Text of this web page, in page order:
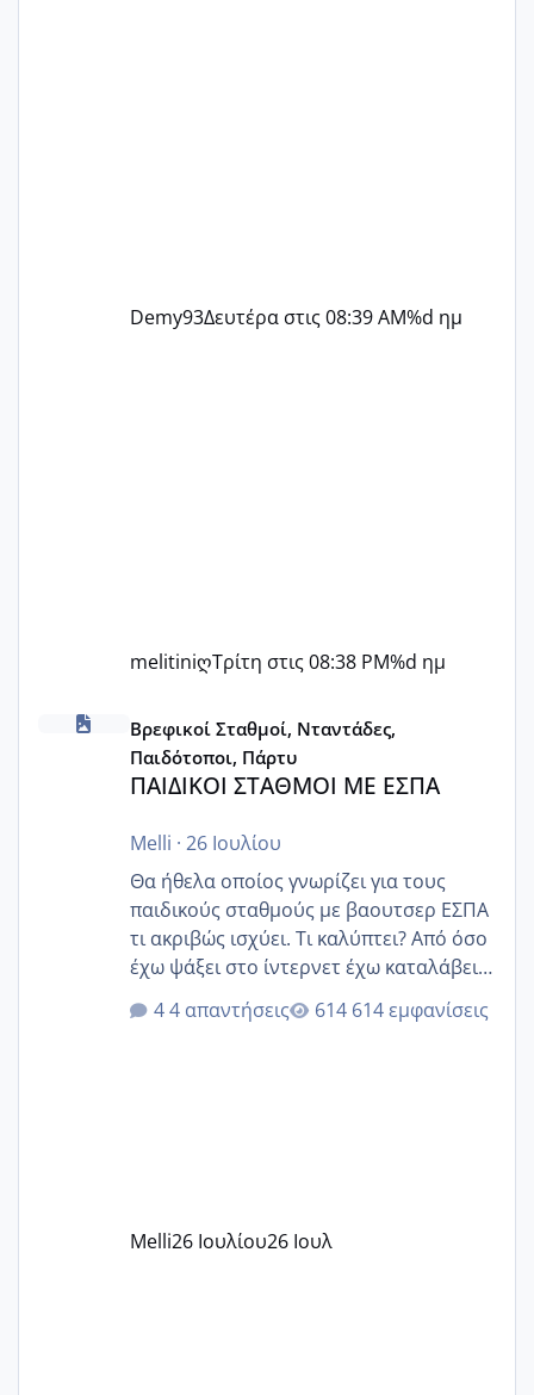
Demy93Δευτέρα στις 08:39 AM%d ημ
melitiniღΤρίτη στις 08:38 PM%d ημ
ΠΑΙΔΙΚΟΙ ΣΤΑΘΜΟΙ ΜΕ ΕΣΠΑ
Βρεφικοί Σταθμοί, Νταντάδες,
Παιδότοποι, Πάρτυ
ΠΑΙΔΙΚΟΙ ΣΤΑΘΜΟΙ ΜΕ ΕΣΠΑ
Melli · 26 Ιουλίου
Θα ήθελα οποίος γνωρίζει για τους
παιδικούς σταθμούς με βαουτσερ ΕΣΠΑ
τι ακριβώς ισχύει. Τι καλύπτει? Από όσο
έχω ψάξει στο ίντερνετ έχω καταλάβει
ότι το βαουτσερ καλύπτει όλα τα
δίδακτρα και τα τροφεια του ιδιωτικού
Εγώ πήγα σε έναν ιδιωτικό παιδικό στ
4 απαντήσεις 614 εμφανίσεις
Melli26 Ιουλίου26 Ιουλ